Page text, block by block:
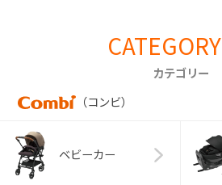
CATEGORY
カテゴリー
（コンビ）
ベビーカー